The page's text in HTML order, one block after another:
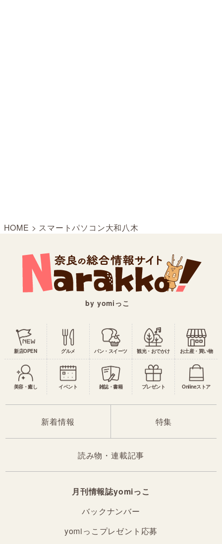
HOME > スマートパソコン大和八木
by yomiっこ
新店OPEN グルメ パン・スイーツ 観光・おでかけ お土産・買い物
美容・癒し イベント 雑誌・書籍 プレゼント Onlineストア
新着情報 特集
読み物・連載記事
月刊情報誌yomiっこ
バックナンバー
yomiっこプレゼント応募